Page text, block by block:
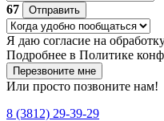
67
Отправить
Я даю согласие на
Подробнее в Политике
Перезвоните мне
Или просто позвоните нам!
8 (3812) 29-39-29